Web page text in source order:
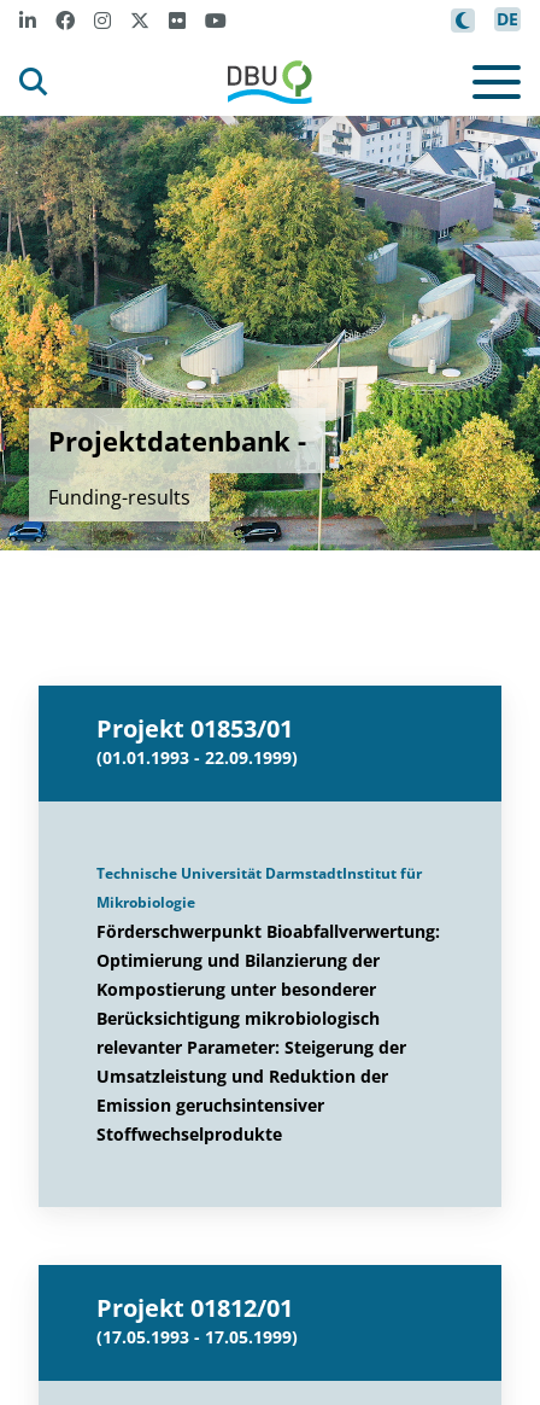
DE
Projektdatenbank -
Funding-results
Projekt 01853/01
(01.01.1993 - 22.09.1999)
Technische Universität DarmstadtInstitut für
Mikrobiologie
Förderschwerpunkt Bioabfallverwertung:
Optimierung und Bilanzierung der
Kompostierung unter besonderer
Berücksichtigung mikrobiologisch
relevanter Parameter: Steigerung der
Umsatzleistung und Reduktion der
Emission geruchsintensiver
Stoffwechselprodukte
Projekt 01812/01
(17.05.1993 - 17.05.1999)